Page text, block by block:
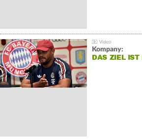
Kompany:
DAS ZIEL IST